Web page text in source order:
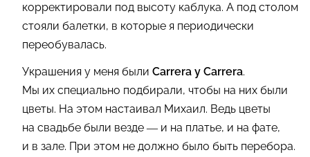
корректировали под высоту каблука. А под столом
стояли балетки, в которые я периодически
переобувалась.
Украшения у меня были Carrera y Carre­ra.
Мы их специально подбирали, чтобы на них были
цветы. На этом настаивал Михаил. Ведь цветы
на свадьбе были везде — и на платье, и на фате,
и в зале. При этом не должно было быть перебора.